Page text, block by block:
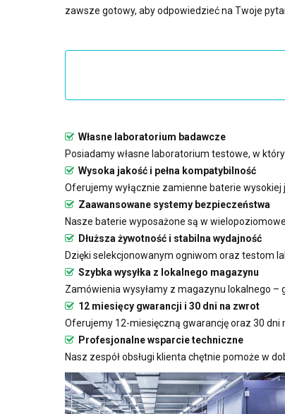
zawsze gotowy, aby odpowiedzieć na Twoje
Własne laboratorium badawcze
Posiadamy własne laboratorium testowe, w
Wysoka jakość i pełna kompatybilność
Oferujemy wyłącznie zamienne baterie
Zaawansowane systemy bezpieczeństwa
Nasze baterie wyposażone są w
Dłuższa żywotność i stabilna wydajność
Dzięki selekcjonowanym ogniwom oraz testom
Szybka wysyłka z lokalnego magazynu
Zamówienia wysyłamy z magazynu lokalnego
12 miesięcy gwarancji i 30 dni na zwrot
Oferujemy 12-miesięczną gwarancję oraz 30 dni
Profesjonalne wsparcie techniczne
Nasz zespół obsługi klienta chętnie pomoże w